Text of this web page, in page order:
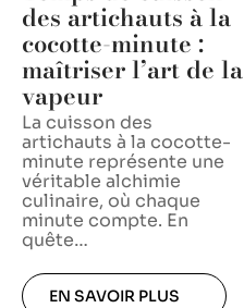
des artichauts à la
cocotte-minute :
maîtriser l’art de la
vapeur
La cuisson des
artichauts à la cocotte-
minute représente une
véritable alchimie
culinaire, où chaque
minute compte. En
quête…
EN SAVOIR PLUS